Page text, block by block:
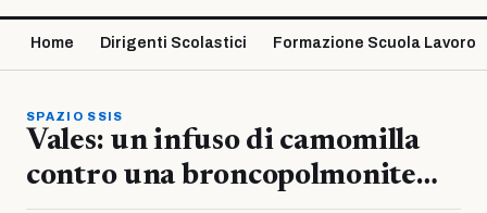
Home Dirigenti Scolastici Formazione Scuola Lavoro
SPAZIO SSIS
Vales: un infuso di camomilla
contro una broncopolmonite…